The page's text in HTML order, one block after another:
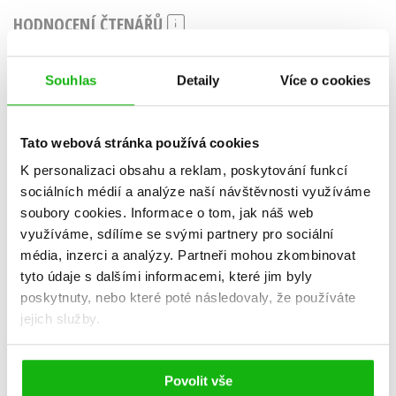
Souhlas Detaily Více o cookies
Tato webová stránka používá cookies
K personalizaci obsahu a reklam, poskytování funkcí
sociálních médií a analýze naší návštěvnosti využíváme
soubory cookies. Informace o tom, jak náš web
využíváme, sdílíme se svými partnery pro sociální
média, inzerci a analýzy. Partneři mohou zkombinovat
tyto údaje s dalšími informacemi, které jim byly
poskytnuty, nebo které poté následovaly, že používáte
jejich služby.
Povolit vše
HODNOCENÍ ČTENÁŘŮ
Anna Pechocova
13.04.2026
Knihu jsem přečetla jedním dechem. Není moc dlouhá, takže jsem si s
ní krásně zkrátila čekání na letišti a následně let. Autorka skurečně ví,
jak vás vtáhnout do děje a v knížce není nic navíc (vlastně jsem skoro
nikdy nevěděla, co se bude dít dál). Závěr vás donutí k zamyšlení.
Opravdu zajímavá knížka, moc mě bavila.
Vaše hodnocení
Uživatelskou recenzi mohou vkládat pouze registrovaní uživatelé
Přihlásit